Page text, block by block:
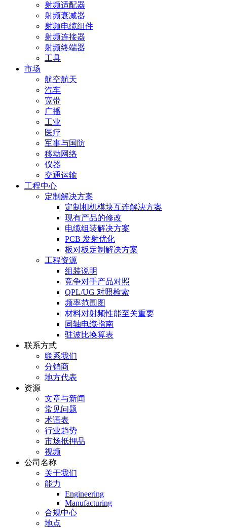
射频适配器
射频衰减器
射频电缆组件
射频连接器
射频终端器
工具
市场
航空航天
汽车
宽带
广播
工业
医疗
军事与国防
移动网络
仪器
交通运输
工程中心
定制解决方案
定制相机模块互连解决方案
现有产品的修改
电缆组装解决方案
PCB 发射优化
板对板定制解决方案
工程资源
组装说明
竞争对手产品对照
QPL/UG 对照检索
频率范围图
材料对射频性能至关重要
同轴电缆指南
驻波比换算表
联系方式
联系我们
分销商
地方代表
资源
文章与新闻
常见问题
术语表
行业趋势
市场抵押品
视频
公司名称
关于我们
能力
Engineering
Manufacturing
合规中心
地点